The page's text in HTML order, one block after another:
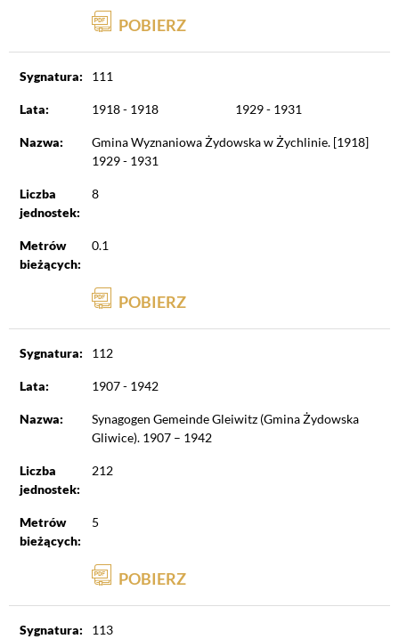
POBIERZ
Sygnatura: 111
Lata: 1918 - 1918 1929 - 1931
Nazwa:
Gmina Wyznaniowa Żydowska w Żychlinie. [1918]
1929 - 1931
Liczba
jednostek:
8
Metrów
bieżących:
0.1
POBIERZ
Sygnatura: 112
Lata: 1907 - 1942
Nazwa:
Synagogen Gemeinde Gleiwitz (Gmina Żydowska
Gliwice). 1907 – 1942
Liczba
jednostek:
212
Metrów
bieżących:
5
POBIERZ
Sygnatura: 113